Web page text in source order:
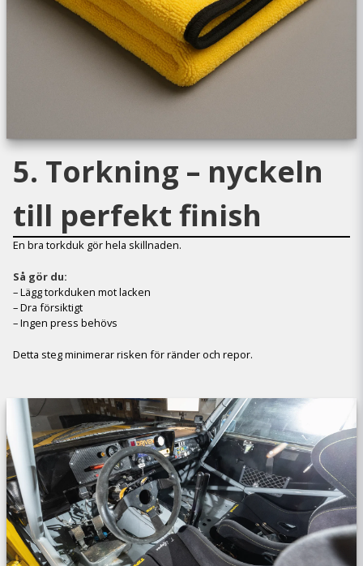
5. Torkning – nyckeln
till perfekt finish
En bra torkduk gör hela skillnaden.
Så gör du:
– Lägg torkduken mot lacken
– Dra försiktigt
– Ingen press behövs
Detta steg minimerar risken för ränder och repor.